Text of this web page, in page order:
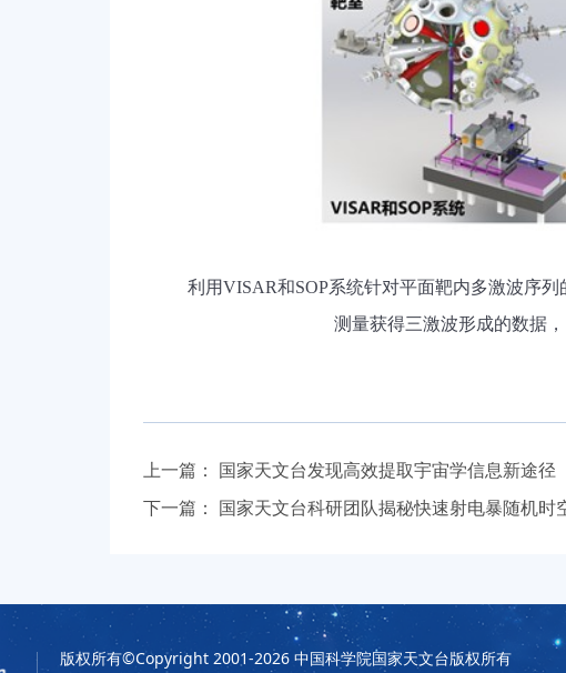
利用VISAR和SOP系统针对平面靶内多激波序列
测量获得三激波形成的数据
上一篇： 国家天文台发现高效提取宇宙学信息新途径
下一篇： 国家天文台科研团队揭秘快速射电暴随机时
版权所有©Copyright 2001-2026 中国科学院国家天文台版权所有